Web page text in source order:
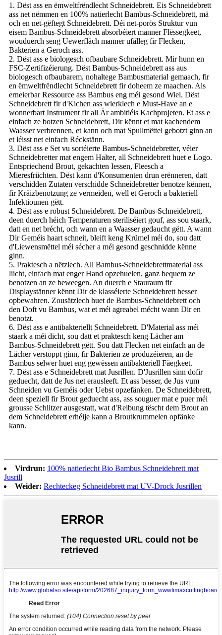
1. Dëst ass en ëmweltfrëndlecht Schneidebrett. Eis Schneidebrett
ass net nëmmen en 100% natierlecht Bambus-Schneidebrett, mä
och en net-gëftegt Schneidebrett. Déi net-porös Struktur vun
eisem Bambus-Schneidebrett absorbéiert manner Flëssegkeet,
wouduerch seng Uewerfläch manner ufälleg fir Flecken,
Bakterien a Geroch ass.
2. Dëst ass e biologesch ofbaubare Schneidebrett. Mir hunn en
FSC-Zertifizéierung. Dëst Bambus-Schneidebrett ass aus
biologesch ofbaubarem, nohaltege Bambusmaterial gemaach, fir
en ëmweltfrëndlecht Schneidebrett fir doheem ze maachen. Als
erneierbar Ressource ass Bambus eng méi gesond Wiel. Dëst
Schneidebrett fir d'Kichen ass wierklech e Must-Have an e
wonnerbart Instrument fir all Är ambitiéis Kachprojeten. Et ass e
einfach ze botzen Schneidebrett, Dir kënnt et mat kachendem
Waasser verbrennen, et kann och mat Spullmëttel gebotzt ginn an
et léisst net einfach Réckstänn.
3. Dëst ass e Set vu sortéierte Bambus-Schneidebretter, véier
Schneidebretter mat engem Halter, all Schneidebrett huet e Logo.
Entspriechend Brout, gekachten Iessen, Fleesch a
Mieresfriichten. Dëst kann d'Konsumenten drun erënneren, datt
verschidden Zutaten verschidde Schneidebretter benotze kënnen,
fir Kräizbenotzung ze vermeiden, well et Geroch a bakteriell
Infektiounen gëtt.
4. Dëst ass e robust Schneidebrett. De Bambus-Schneidebrett,
deen duerch héich Temperaturen steriliséiert gouf, ass sou staark,
datt en net brécht, och wann en a Waasser gedaucht gëtt. A wann
Dir Geméis haart schneit, bleift keng Krümel méi do, sou datt
d'Liewensmëttel méi sécher a méi gesond geschnidde kënne
ginn.
5. Praktesch a nëtzlech. All Bambus-Schneidebrettmaterial ass
liicht, einfach mat enger Hand opzehuelen, ganz bequem ze
benotzen an ze beweegen. An duerch e Stauraum fir
Displaystänner kënnt Dir de klasséierte Schneidebrett besser
opbewahren. Zousätzlech huet de Bambus-Schneidebrett och
den Doft vu Bambus, wat et méi agreabel mécht wann Dir en
benotzt.
6. Dëst ass e antibakteriellt Schneidebrett. D'Material ass méi
staark a méi dicht, sou datt et praktesch keng Lächer am
Bambus-Schneidebrett gëtt. Sou datt Flecken net einfach an de
Lächer verstoppt ginn, fir Bakterien ze produzéieren, an de
Bambus selwer huet eng gewëssen antibakteriell Fäegkeet.
7. Dëst ass e Schneidebrett mat Jusrillen. D'Jusrillen sinn dofir
geduecht, datt de Jus net erausleeft. Et ass besser, de Jus vum
Schneiden vu Geméis oder Uebst opzefänken. De Schneidebrett,
deen speziell fir Brout geduecht ass, ass souguer mat e puer méi
grousse Schlitzer ausgestatt, wat d'Reibung tëscht dem Brout an
dem Schneidebrett erhéije kann a Broutkrummelen opfänke
kann.
Virdrun: 100% natierlecht Bio Bambus Schneidebrett mat
Jusrill
Weider: Rechteckeg Schneidebrett mat UV-Drock Jusrillen